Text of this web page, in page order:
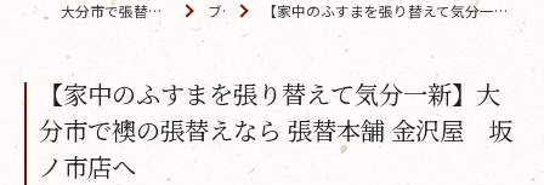
大分市で張替えなら「金沢屋 坂ノ市店」 ブログ 【家中のふすまを張り替えて気分一新】大分市で襖の張替えなら 張替本舗 金沢屋 坂ノ市店へ
【家中のふすまを張り替えて気分一新】大
分市で襖の張替えなら 張替本舗 金沢屋 坂
ノ市店へ